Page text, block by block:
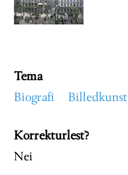
Tema
Biografi
Billedkunst
Korrekturlest?
Nei